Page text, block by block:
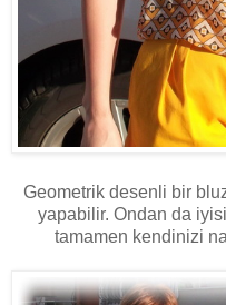
Geometrik desenli bir
yapabilir. Ondan da
tamamen kendinizi